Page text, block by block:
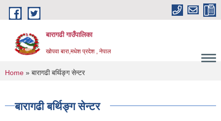
Skip to main content
बारागढी गाउँपालिका
खोपवा बारा,मधेश प्रदेश , नेपाल
You are here
Home » बारागढी बर्थिङ्ग सेन्टर
बारागढी बर्थिङ्ग सेन्टर